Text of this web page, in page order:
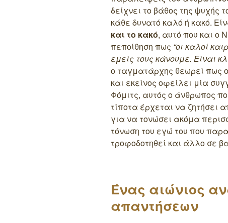
δείχνει το βάθος της ψυχής
κάθε δυνατό καλό ή κακό.
και το κακό, αυτό που και ο
πεποίθηση πως “οι καλοί
εμείς τους κάνουμε. Είναι
ο ταγματάρχης θεωρεί πως
και εκείνος οφείλει μία
Φόμιτς, αυτός ο άνθρωπος
τίποτα έρχεται να ζητήσει
για να τονώσει ακόμα
τόνωση του εγώ του που
τροφοδοτηθεί και άλλο σε
Ένας αιώνιος
απαντήσεων